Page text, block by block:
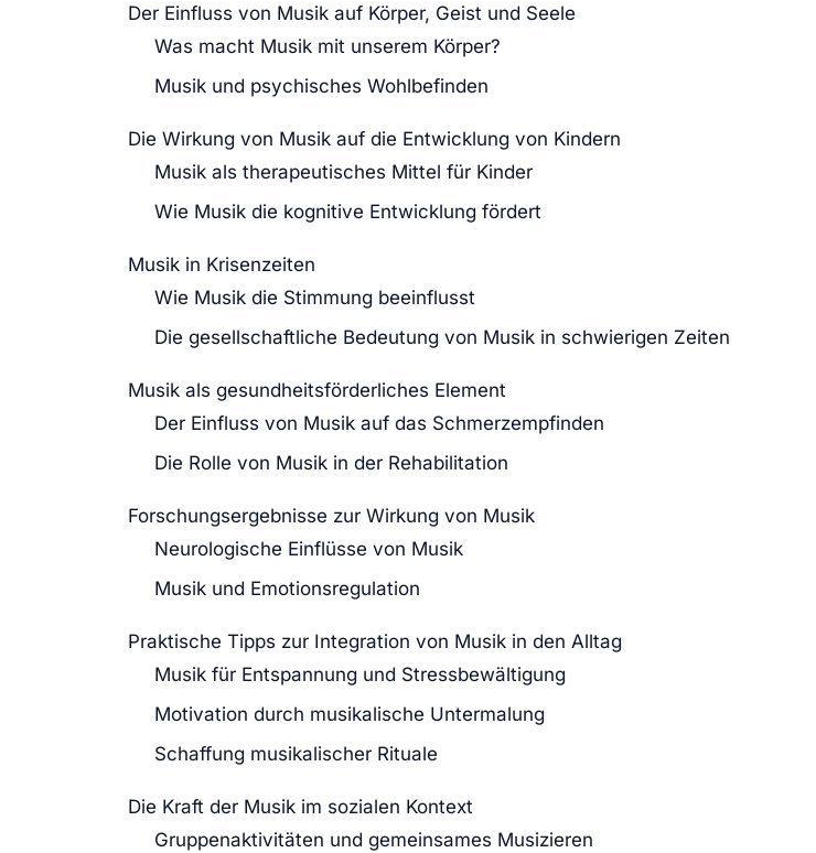
Der Einfluss von Musik auf Körper, Geist und Seele
Was macht Musik mit unserem Körper?
Musik und psychisches Wohlbefinden
Die Wirkung von Musik auf die Entwicklung von Kindern
Musik als therapeutisches Mittel für Kinder
Wie Musik die kognitive Entwicklung fördert
Musik in Krisenzeiten
Wie Musik die Stimmung beeinflusst
Die gesellschaftliche Bedeutung von Musik in schwierigen Zeiten
Musik als gesundheitsförderliches Element
Der Einfluss von Musik auf das Schmerzempfinden
Die Rolle von Musik in der Rehabilitation
Forschungsergebnisse zur Wirkung von Musik
Neurologische Einflüsse von Musik
Musik und Emotionsregulation
Praktische Tipps zur Integration von Musik in den Alltag
Musik für Entspannung und Stressbewältigung
Motivation durch musikalische Untermalung
Schaffung musikalischer Rituale
Die Kraft der Musik im sozialen Kontext
Gruppenaktivitäten und gemeinsames Musizieren